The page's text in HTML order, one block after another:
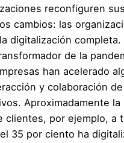
reconfiguren
cambios: las
digitalización
de la
han acelerado
y colaboración
Aproximadamente
por ejemplo, a
35 por ciento ha